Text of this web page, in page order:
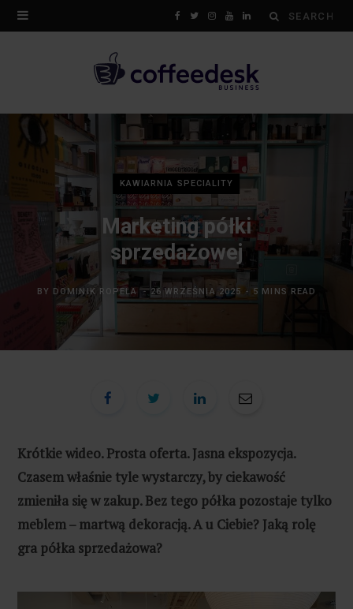
Search
F
c
b
o
o
k
T
i
t
e
r
I
s
a
g
a
Y
u
u
b
e
L
n
e
I
n
KAWIARNIA SPECIALITY
Marketing półki
sprzedażowej
BY DOMINIK ROPELA 26 WRZEŚNIA 2025 5 MINS READ
Krótkie wideo. Prosta oferta. Jasna ekspozycja.
Czasem właśnie tyle wystarczy, by ciekawość
zmieniła się w zakup. Bez tego półka pozostaje tylko
meblem – martwą dekoracją. A u Ciebie? Jaką rolę
gra półka sprzedażowa?